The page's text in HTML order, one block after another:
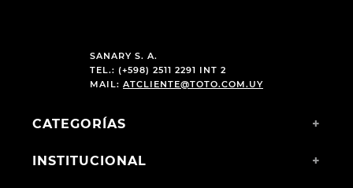
SANARY S. A.
TEL.: (+598) 2511 2291 INT 2
MAIL: ATCLIENTE@TOTO.COM.UY
CATEGORÍAS +
INSTITUCIONAL +